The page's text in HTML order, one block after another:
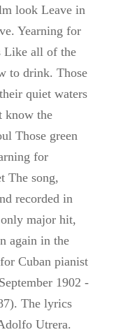
look Leave in
Yearning for
Like all of the
to drink. Those
quiet waters
know the
Those green
for
The song,
recorded in
major hit,
again in the
Cuban pianist
1902 -
The lyrics
Utrera.